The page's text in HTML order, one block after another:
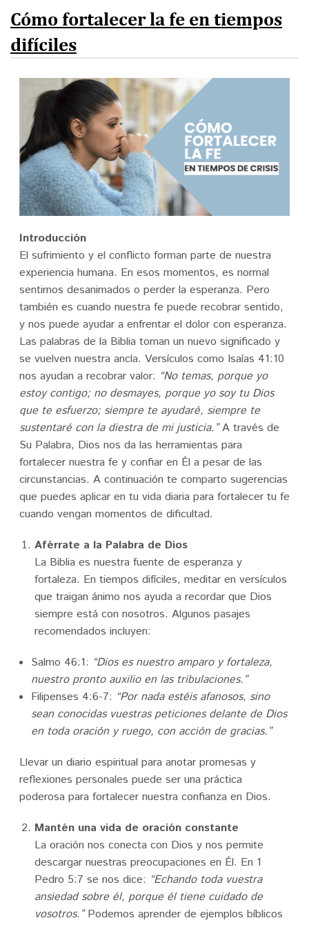
Donar
English
Cómo fortalecer la fe en tiempos
difíciles
Introducción
El sufrimiento y el conflicto forman parte de nuestra
experiencia humana. En esos momentos, es normal
sentirnos desanimados o perder la esperanza. Pero
también es cuando nuestra fe puede recobrar sentido,
y nos puede ayudar a enfrentar el dolor con esperanza.
Las palabras de la Biblia toman un nuevo significado y
se vuelven nuestra ancla. Versículos como Isaías 41:10
nos ayudan a recobrar valor: “No temas, porque yo
estoy contigo; no desmayes, porque yo soy tu Dios
que te esfuerzo; siempre te ayudaré, siempre te
sustentaré con la diestra de mi justicia.”A través de
Su Palabra, Dios nos da las herramientas para
fortalecer nuestra fe y confiar en Él a pesar de las
circunstancias. A continuación te comparto sugerencias
que puedes aplicar en tu vida diaria para fortalecer tu fe
cuando vengan momentos de dificultad.
Aférrate a la Palabra de Dios
La Biblia es nuestra fuente de esperanza y
fortaleza. En tiempos difíciles, meditar en versículos
que traigan ánimo nos ayuda a recordar que Dios
siempre está con nosotros. Algunos pasajes
recomendados incluyen:
Salmo 46:1: “Dios es nuestro amparo y fortaleza,
nuestro pronto auxilio en las tribulaciones.”
Filipenses 4:6-7: “Por nada estéis afanosos, sino
sean conocidas vuestras peticiones delante de Dios
en toda oración y ruego, con acción de gracias.”
Llevar un diario espiritual para anotar promesas y
reflexiones personales puede ser una práctica
poderosa para fortalecer nuestra confianza en Dios.
Mantén una vida de oración constante
La oración nos conecta con Dios y nos permite
descargar nuestras preocupaciones en Él. En 1
Pedro 5:7 se nos dice: “Echando toda vuestra
ansiedad sobre él, porque él tiene cuidado de
vosotros.”Podemos aprender de ejemplos bíblicos